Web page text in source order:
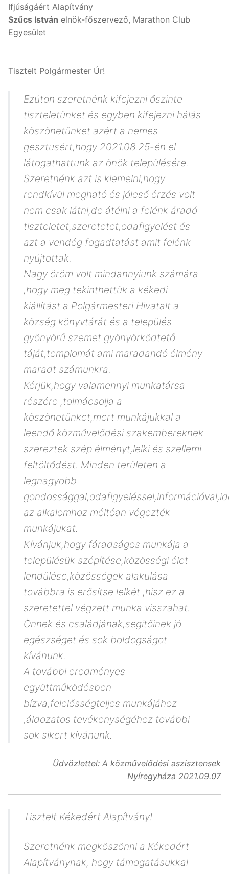
Ifjúságáért Alapítvány
Szűcs István elnök-főszervező, Marathon Club
Egyesület
Tisztelt Polgármester Úr!
Ezúton szeretnénk kifejezni őszinte
tiszteletünket és egyben kifejezni hálás
köszönetünket azért a nemes
gesztusért,hogy 2021.08.25-én el
látogathattunk az önök településére.
Szeretnénk azt is kiemelni,hogy
rendkívül megható és jóleső érzés volt
nem csak látni,de átélni a felénk áradó
tiszteletet,szeretetet,odafigyelést és
azt a vendég fogadtatást amit felénk
nyújtottak.
Nagy öröm volt mindannyiunk számára
,hogy meg tekinthettük a kékedi
kiállítást a Polgármesteri Hivatalt a
község könyvtárát és a település
gyönyörű szemet gyönyörködtető
táját,templomát ami maradandó élmény
maradt számunkra.
Kérjük,hogy valamennyi munkatársa
részére ,tolmácsolja a
köszönetünket,mert munkájukkal a
leendő közművelődési szakembereknek
szereztek szép élményt,lelki és szellemi
feltöltődést. Minden területen a
legnagyobb
az alkalomhoz méltóan végezték
munkájukat.
Kívánjuk,hogy fáradságos munkája a
településük szépítése,közösségi élet
lendülése,közösségek alakulása
továbbra is erősítse lelkét ,hisz ez a
szeretettel végzett munka visszahat.
Önnek és családjának,segítőinek jó
egészséget és sok boldogságot
kívánunk.
A további eredményes
együttműködésben
bízva,felelősségteljes munkájához
,áldozatos tevékenységéhez további
sok sikert kívánunk.
Üdvözlettel: A közművelődési aszisztensek
Nyíregyháza 2021.09.07
Tisztelt Kékedért Alapítvány!
Szeretnénk megköszönni a Kékedért
Alapítványnak, hogy támogatásukkal